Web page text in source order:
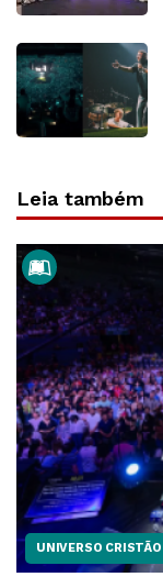
Leia também
UNIVERSO CRISTÃO